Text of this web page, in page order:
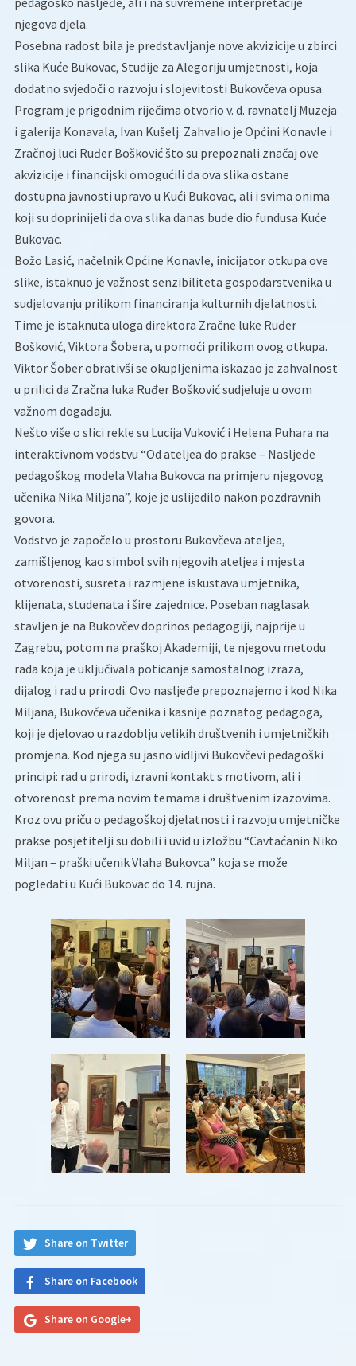
njegova djela.
Posebna radost bila je predstavljanje nove akvizicije u zbirci
slika Kuće Bukovac, Studije za Alegoriju umjetnosti, koja
dodatno svjedoči o razvoju i slojevitosti Bukovčeva opusa.
Program je prigodnim riječima otvorio v. d. ravnatelj Muzeja
i galerija Konavala, Ivan Kušelj. Zahvalio je Općini Konavle i
Zračnoj luci Ruđer Bošković što su prepoznali značaj ove
akvizicije i financijski omogućili da ova slika ostane
dostupna javnosti upravo u Kući Bukovac, ali i svima onima
koji su doprinijeli da ova slika danas bude dio fundusa Kuće
Bukovac.
Božo Lasić, načelnik Općine Konavle, inicijator otkupa ove
slike, istaknuo je važnost senzibiliteta gospodarstvenika u
sudjelovanju prilikom financiranja kulturnih djelatnosti.
Time je istaknuta uloga direktora Zračne luke Ruđer
Bošković, Viktora Šobera, u pomoći prilikom ovog otkupa.
Viktor Šober obrativši se okupljenima iskazao je zahvalnost
u prilici da Zračna luka Ruđer Bošković sudjeluje u ovom
važnom događaju.
Nešto više o slici rekle su Lucija Vuković i Helena Puhara na
interaktivnom vodstvu “Od ateljea do prakse – Nasljeđe
pedagoškog modela Vlaha Bukovca na primjeru njegovog
učenika Nika Miljana”, koje je uslijedilo nakon pozdravnih
govora.
Vodstvo je započelo u prostoru Bukovčeva ateljea,
zamišljenog kao simbol svih njegovih ateljea i mjesta
otvorenosti, susreta i razmjene iskustava umjetnika,
klijenata, studenata i šire zajednice. Poseban naglasak
stavljen je na Bukovčev doprinos pedagogiji, najprije u
Zagrebu, potom na praškoj Akademiji, te njegovu metodu
rada koja je uključivala poticanje samostalnog izraza,
dijalog i rad u prirodi. Ovo nasljeđe prepoznajemo i kod Nika
Miljana, Bukovčeva učenika i kasnije poznatog pedagoga,
koji je djelovao u razdoblju velikih društvenih i umjetničkih
promjena. Kod njega su jasno vidljivi Bukovčevi pedagoški
principi: rad u prirodi, izravni kontakt s motivom, ali i
otvorenost prema novim temama i društvenim izazovima.
Kroz ovu priču o pedagoškoj djelatnosti i razvoju umjetničke
prakse posjetitelji su dobili i uvid u izložbu “Cavtaćanin Niko
Miljan – praški učenik Vlaha Bukovca” koja se može
pogledati u Kući Bukovac do 14. rujna.
Share on Twitter
Share on Facebook
Share on Google+